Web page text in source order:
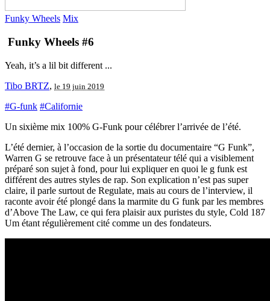
Funky Wheels Mix
Funky Wheels #6
Yeah, it’s a lil bit different ...
Tibo BRTZ, le 19 juin 2019
#G-funk #Californie
Un sixième mix 100% G-Funk pour célébrer l’arrivée de l’été.
L’été dernier, à l’occasion de la sortie du documentaire “G Funk”,
Warren G se retrouve face à un présentateur télé qui a visiblement
préparé son sujet à fond, pour lui expliquer en quoi le g funk est
différent des autres styles de rap. Son explication n’est pas super
claire, il parle surtout de Regulate, mais au cours de l’interview, il
raconte avoir été plongé dans la marmite du G funk par les membres
d’Above The Law, ce qui fera plaisir aux puristes du style, Cold 187
Um étant régulièrement cité comme un des fondateurs.